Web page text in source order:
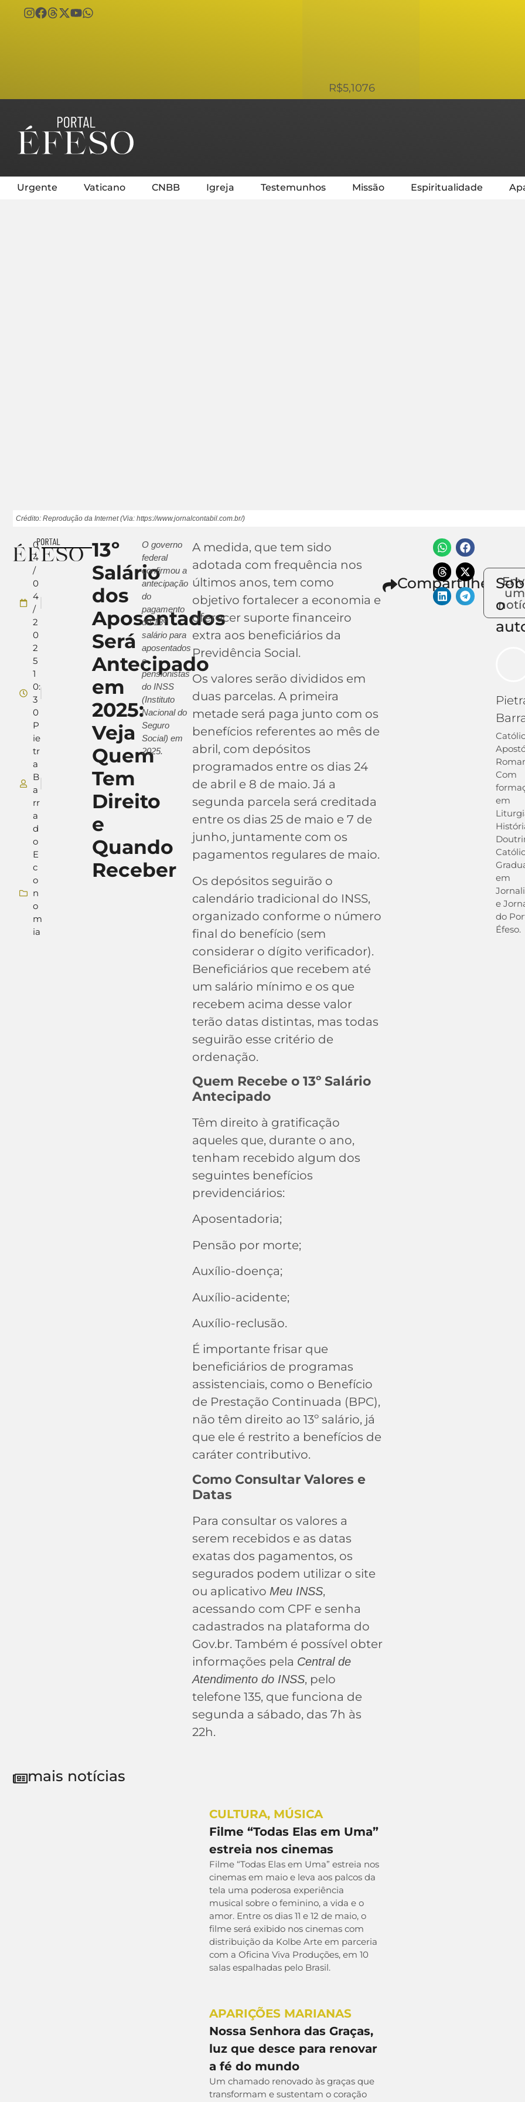
R$5,1076
Urgente Vaticano CNBB Igreja Testemunhos Missão Espiritualidade
Crédito: Reprodução da Internet (Via: https://www.jornalcontabil.com.br/)
0
4
/
0
4
/
2
0
2
5
1
0:
3
0
P
ie
tr
a
B
a
rr
a
d
o
E
c
o
n
o
m
ia
13º
Salário
dos
Aposentados
Será
Antecipado
em
2025:
Veja
Quem
Tem
Direito
e
Quando
Receber
O governo
federal
confirmou a
antecipação
do
pagamento
do 13º
salário para
aposentados
e
pensionistas
do INSS
(Instituto
Nacional do
Seguro
Social) em
2025.
A medida, que tem sido
adotada com frequência nos
últimos anos, tem como
objetivo fortalecer a economia e
oferecer suporte financeiro
extra aos beneficiários da
Previdência Social.
Os valores serão divididos em
duas parcelas. A primeira
metade será paga junto com os
benefícios referentes ao mês de
abril, com depósitos
programados entre os dias 24
de abril e 8 de maio. Já a
segunda parcela será creditada
entre os dias 25 de maio e 7 de
junho, juntamente com os
pagamentos regulares de maio.
Os depósitos seguirão o
calendário tradicional do INSS,
organizado conforme o número
final do benefício (sem
considerar o dígito verificador).
Beneficiários que recebem até
um salário mínimo e os que
recebem acima desse valor
terão datas distintas, mas todas
seguirão esse critério de
ordenação.
Quem Recebe o 13º Salário
Antecipado
Têm direito à gratificação
aqueles que, durante o ano,
tenham recebido algum dos
seguintes benefícios
previdenciários:
Aposentadoria;
Pensão por morte;
Auxílio-doença;
Auxílio-acidente;
Auxílio-reclusão.
É importante frisar que
beneficiários de programas
assistenciais, como o Benefício
de Prestação Continuada (BPC),
não têm direito ao 13º salário, já
que ele é restrito a benefícios de
caráter contributivo.
Como Consultar Valores e
Datas
Para consultar os valores a
serem recebidos e as datas
exatas dos pagamentos, os
segurados podem utilizar o site
ou aplicativo Meu INSS,
acessando com CPF e senha
cadastrados na plataforma do
Gov.br. Também é possível obter
informações pela Central de
Atendimento do INSS, pelo
telefone 135, que funciona de
segunda a sábado, das 7h às
22h.
Compartilhe
o
Com
em
em
e
do
Éfeso.
mais notícias
CULTURA, MÚSICA
Filme “Todas Elas em Uma”
estreia nos cinemas
Filme “Todas Elas em Uma” estreia nos
cinemas em maio e leva aos palcos da
tela uma poderosa experiência
musical sobre o feminino, a vida e o
amor. Entre os dias 11 e 12 de maio, o
filme será exibido nos cinemas com
distribuição da Kolbe Arte em parceria
com a Oficina Viva Produções, em 10
salas espalhadas pelo Brasil.
APARIÇÕES MARIANAS
Nossa Senhora das Graças,
luz que desce para renovar
a fé do mundo
Um chamado renovado às graças que
transformam e sustentam o coração